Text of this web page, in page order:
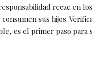
recae en
sus hijos.
es el primer paso